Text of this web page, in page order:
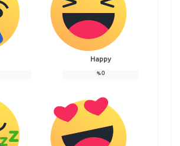
Happy
0
%